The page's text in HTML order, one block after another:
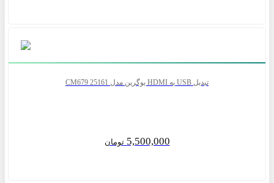
تبدیل USB به HDMI یوگرین مدل CM679 25161
5,500,000 تومان